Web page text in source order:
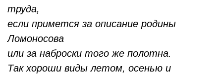
труда,
если примется за описание родины
Ломоносова
или за наброски того же полотна.
Так хороши виды летом, осенью и